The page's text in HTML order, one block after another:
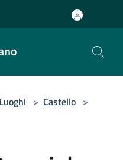
Luoghi > Castello >